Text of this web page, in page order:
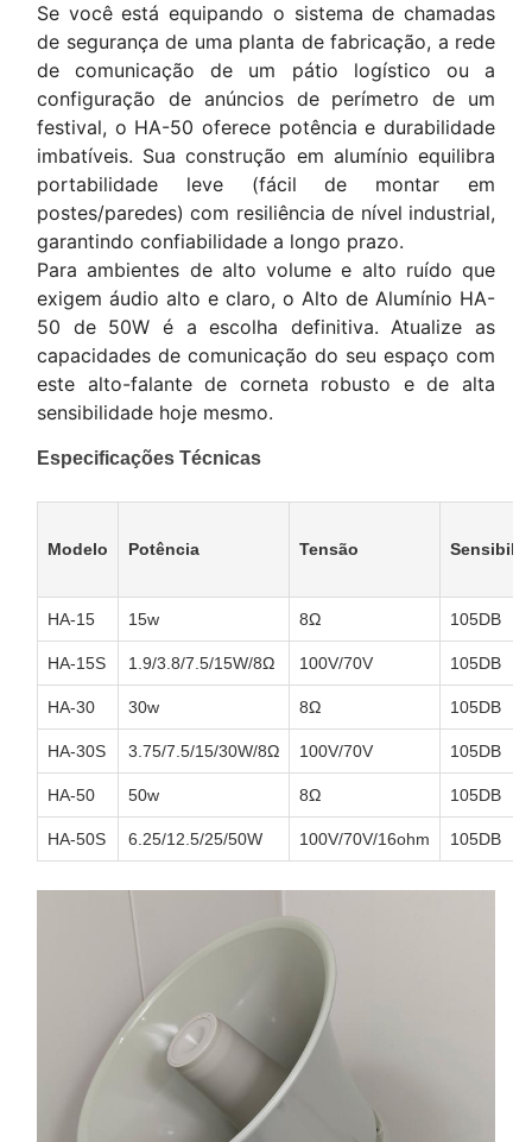
Se você está equipando o sistema de chamadas
de segurança de uma planta de fabricação, a rede
de comunicação de um pátio logístico ou a
configuração de anúncios de perímetro de um
festival, o HA-50 oferece potência e durabilidade
imbatíveis. Sua construção em alumínio equilibra
portabilidade leve (fácil de montar em
postes/paredes) com resiliência de nível industrial,
garantindo confiabilidade a longo prazo.
Para ambientes de alto volume e alto ruído que
exigem áudio alto e claro, o Alto de Alumínio HA-
50 de 50W é a escolha definitiva. Atualize as
capacidades de comunicação do seu espaço com
este alto-falante de corneta robusto e de alta
sensibilidade hoje mesmo.
Especificações Técnicas
Modelo Potência Tensão
HA-15 15w 8Ω 105DB
HA-15S 1.9/3.8/7.5/15W/8Ω 100V/70V 105DB
HA-30 30w 8Ω 105DB
HA-30S 3.75/7.5/15/30W/8Ω 100V/70V 105DB
HA-50 50w 8Ω 105DB
HA-50S 6.25/12.5/25/50W 100V/70V/16ohm 105DB